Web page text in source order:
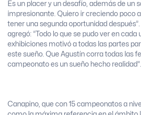
Es un placer y un desafío, además de un
impresionante. Quiero ir creciendo poco
tener una segunda oportunidad después”.
agregó: “Todo lo que se pudo ver en cada
exhibiciones motivó a todas las partes
este sueño. Que Agustín corra todas las
campeonato es un sueño hecho realidad”.
Canapino, que con 15 campeonatos a